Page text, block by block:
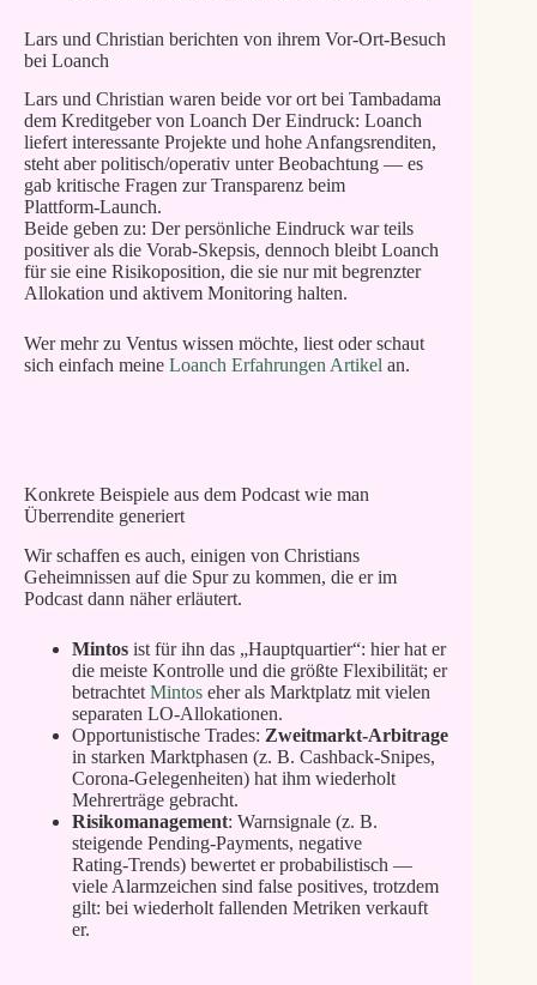
Lars und Christian berichten von ihrem Vor-Ort‑Besuch
bei Loanch
Lars und Christian waren beide vor ort bei Tambadama
dem Kreditgeber von Loanch Der Eindruck: Loanch
liefert interessante Projekte und hohe Anfangsrenditen,
steht aber politisch/operativ unter Beobachtung — es
gab kritische Fragen zur Transparenz beim
Plattform‑Launch.
Beide geben zu: Der persönliche Eindruck war teils
positiver als die Vorab‑Skepsis, dennoch bleibt Loanch
für sie eine Risikoposition, die sie nur mit begrenzter
Allokation und aktivem Monitoring halten.
Wer mehr zu Ventus wissen möchte, liest oder schaut
sich einfach meine Loanch Erfahrungen Artikel an.
Konkrete Beispiele aus dem Podcast wie man
Überrendite generiert
Wir schaffen es auch, einigen von Christians
Geheimnissen auf die Spur zu kommen, die er im
Podcast dann näher erläutert.
Mintosist für ihn das „Hauptquartier“: hier hat er
die meiste Kontrolle und die größte Flexibilität; er
betrachtet Mintoseher als Marktplatz mit vielen
separaten LO‑Allokationen.
Opportunistische Trades: Zweitmarkt‑Arbitrage
in starken Marktphasen (z. B. Cashback‑Snipes,
Corona‑Gelegenheiten) hat ihm wiederholt
Mehrerträge gebracht.
Risikomanagement: Warnsignale (z. B.
steigende Pending‑Payments, negative
Rating‑Trends) bewertet er probabilistisch —
viele Alarmzeichen sind false positives, trotzdem
gilt: bei wiederholt fallenden Metriken verkauft
er.